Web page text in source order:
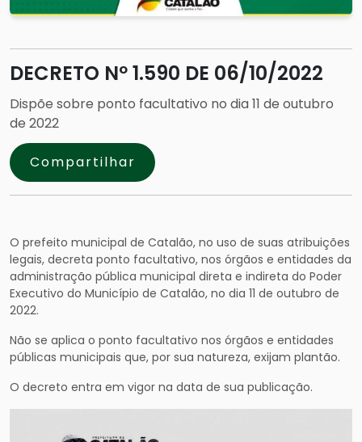
DECRETO Nº 1.590 DE 06/10/2022
Dispõe sobre ponto facultativo no dia 11 de outubro
de 2022
Compartilhar
O prefeito municipal de Catalão, no uso de suas atribuições
legais, decreta ponto facultativo, nos órgãos e entidades da
administração pública municipal direta e indireta do Poder
Executivo do Município de Catalão, no dia 11 de outubro de
2022.
Não se aplica o ponto facultativo nos órgãos e entidades
públicas municipais que, por sua natureza, exijam plantão.
O decreto entra em vigor na data de sua publicação.